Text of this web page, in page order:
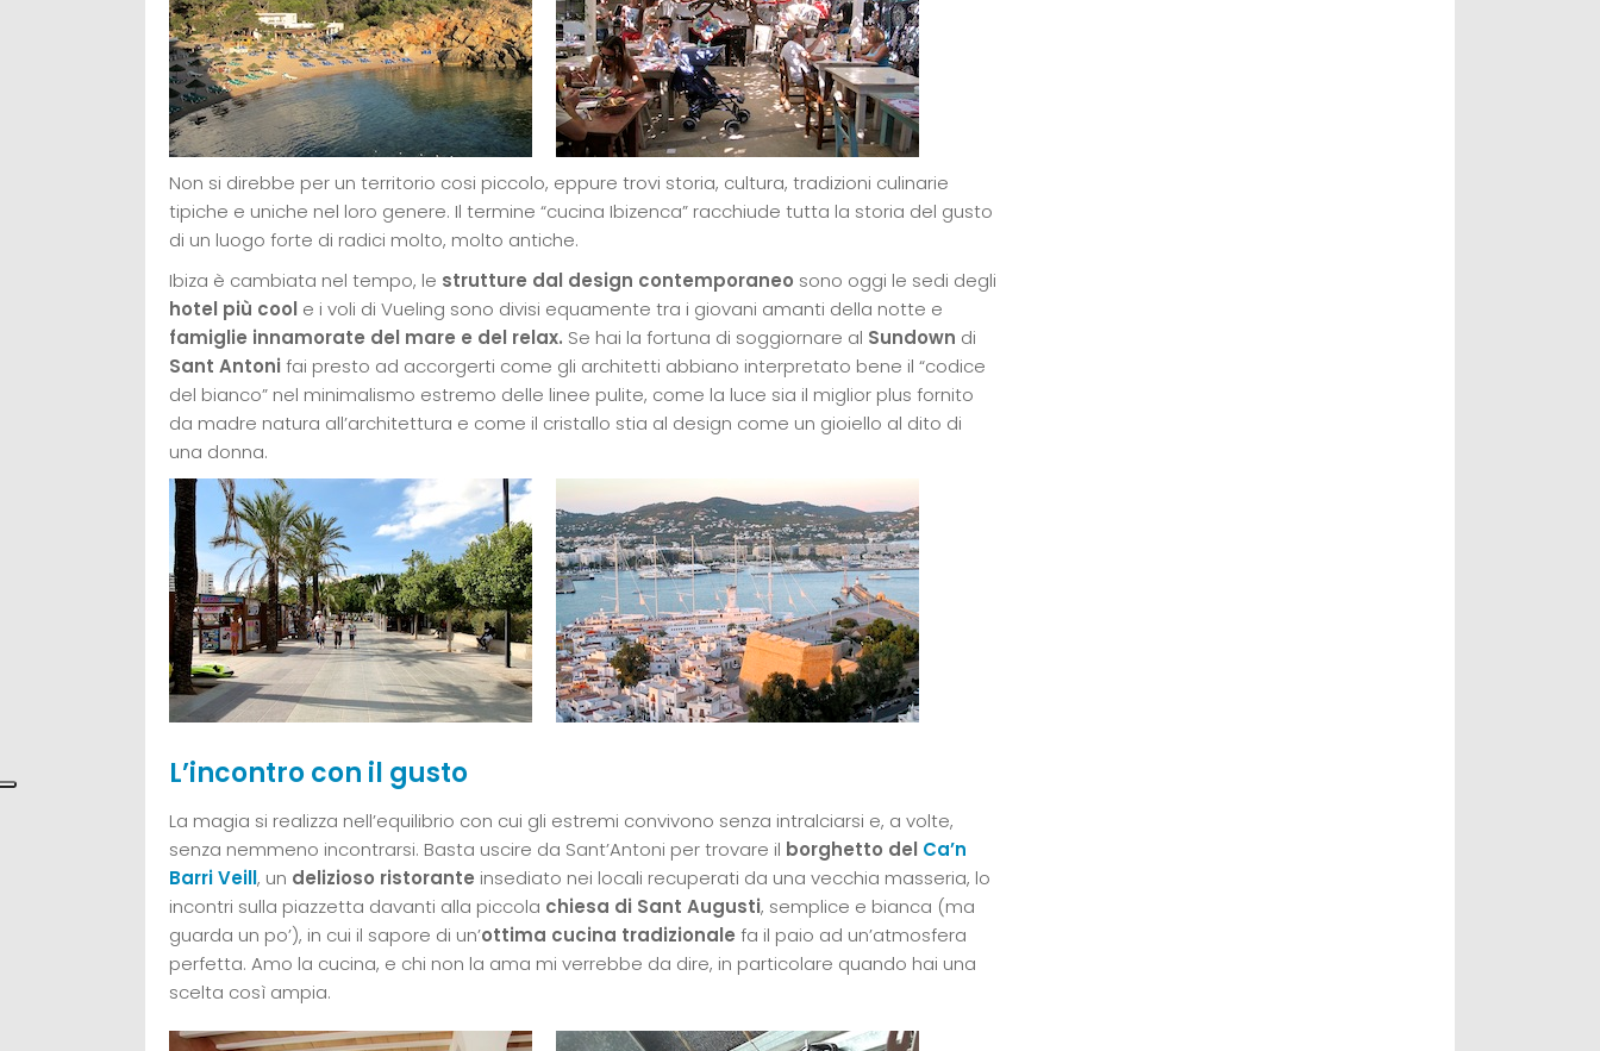
Non si direbbe per un territorio cosi piccolo, eppure trovi storia, cultura, tradizioni culinarie
tipiche e uniche nel loro genere. Il termine “cucina Ibizenca” racchiude tutta la storia del gusto
di un luogo forte di radici molto, molto antiche.
Ibiza è cambiata nel tempo, le strutture dal design contemporaneo sono oggi le sedi degli
hotel più cool e i voli di Vueling sono divisi equamente tra i giovani amanti della notte e
famiglie innamorate del mare e del relax. Se hai la fortuna di soggiornare al Sundown di
Sant Antoni fai presto ad accorgerti come gli architetti abbiano interpretato bene il “codice
del bianco” nel minimalismo estremo delle linee pulite, come la luce sia il miglior plus fornito
da madre natura all’architettura e come il cristallo stia al design come un gioiello al dito di
una donna.
L’incontro con il gusto
La magia si realizza nell’equilibrio con cui gli estremi convivono senza intralciarsi e, a volte,
senza nemmeno incontrarsi. Basta uscire da Sant’Antoni per trovare il borghetto del Ca’n
Barri Veill, un delizioso ristorante insediato nei locali recuperati da una vecchia masseria, lo
incontri sulla piazzetta davanti alla piccola chiesa di Sant Augusti, semplice e bianca (ma
guarda un po’), in cui il sapore di un’ottima cucina tradizionale fa il paio ad un’atmosfera
perfetta. Amo la cucina, e chi non la ama mi verrebbe da dire, in particolare quando hai una
scelta così ampia.